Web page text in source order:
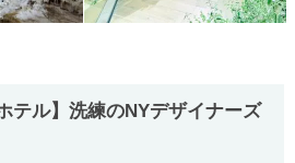
テル】洗練のNYデザイナーズ